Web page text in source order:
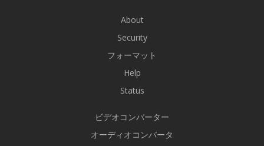
About
Security
フォーマット
Help
Status
ビデオコンバーター
オーディオコンバータ